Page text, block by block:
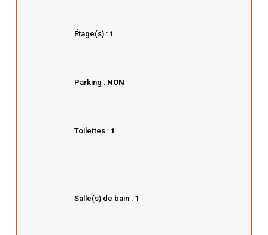
Étage(s) : 1
Parking : NON
Toilettes : 1
Salle(s) de bain : 1